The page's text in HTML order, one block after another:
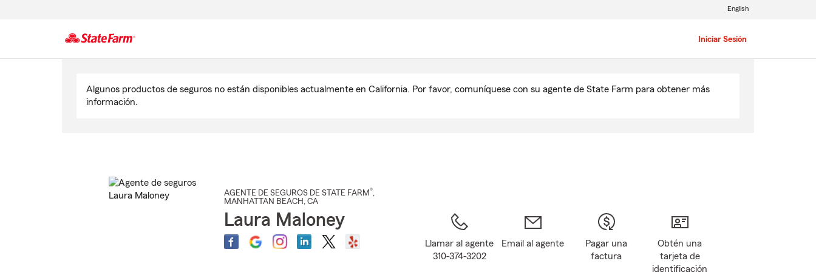
Iniciar Sesión
English
Algunos productos de seguros no están disponibles actualmente en California. Por favor, comuníquese con su agente de State Farm para obtener más
información.
AGENTE DE SEGUROS DE STATE FARM®,
MANHATTAN BEACH , CA
Laura Maloney
Llamar al agente
310-374-3202
Email al agente
Pagar una
factura
Obtén una
tarjeta de
identificación